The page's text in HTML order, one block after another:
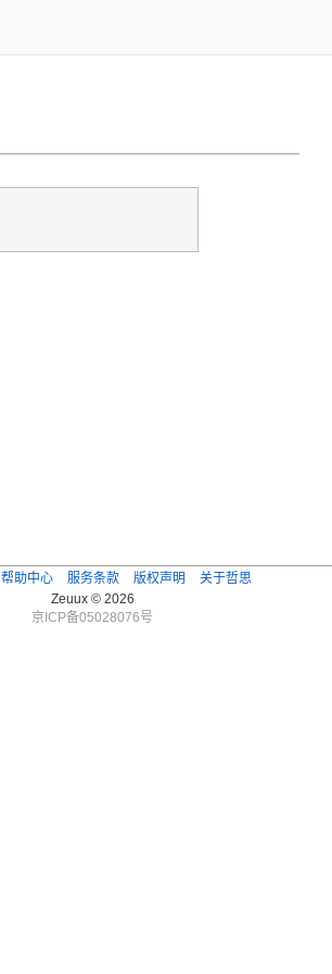
帮助中心 服务条款 版权声明
关于哲思
Zeuux © 2026
京ICP备05028076号